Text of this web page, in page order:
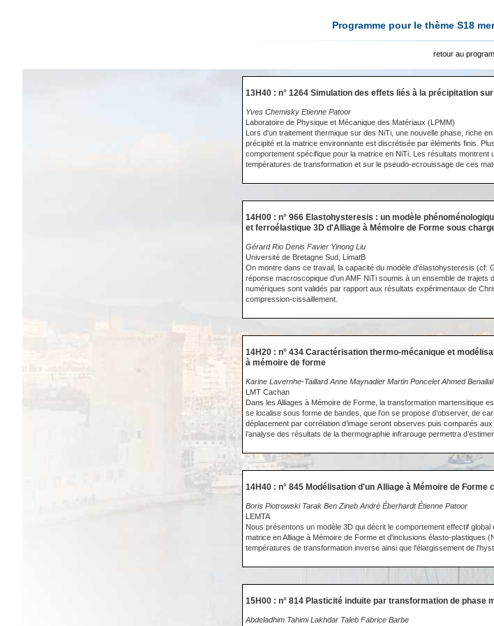
Programme pour le thème S18
retour au
13H40 : n° 1264 Simulation des effets liés à la précipitation
Yves Chemisky Etienne Patoor
Laboratoire de Physique et Mécanique des Matériaux (LPMM)
Lors d'un traitement thermique sur des NiTi, une nouvelle phase, riche
précipité et la matrice environnante est discrétisée par éléments finis.
comportement spécifique pour la matrice en NiTi. Les résultats montrent
températures de transformation et sur le pseudo-ecrouissage de ces
14H00 : n° 966 Elastohysteresis : un modèle
et ferroélastique 3D d'Alliage à Mémoire de Forme sous
Gérard Rio Denis Favier Yinong Liu
Université de Bretagne Sud, LimatB
On montre dans ce travail, la capacité du modèle d'élastohysteresis (cf:
réponse macroscopique d'un AMF NiTi soumis à un ensemble de
numériques sont validés par rapport aux résultats expérimentaux de
compression-cissaillement.
14H20 : n° 434 Caractérisation thermo-mécanique et
à mémoire de forme
Karine Lavernhe-Taillard Anne Maynadier Martin Poncelet Ahmed Benallal
LMT Cachan
Dans les Alliages à Mémoire de Forme, la transformation martensitique
se localise sous forme de bandes, que l’on se propose d’observer, de
déplacement par corrélation d’image seront observes puis comparés
l’analyse des résultats de la thermographie infrarouge permettra
14H40 : n° 845 Modélisation d'un Alliage à Mémoire de
Boris Piotrowski Tarak Ben Zineb André Éberhardt Étienne Patoor
LEMTA
Nous présentons un modèle 3D qui décrit le comportement effectif
matrice en Alliage à Mémoire de Forme et d'inclusions élasto-plastiques
températures de transformation inverse ainsi que l'élargissement de
15H00 : n° 814 Plasticité induite par transformation de phase
Abdeladhim Tahimi Lakhdar Taleb Fabrice Barbe